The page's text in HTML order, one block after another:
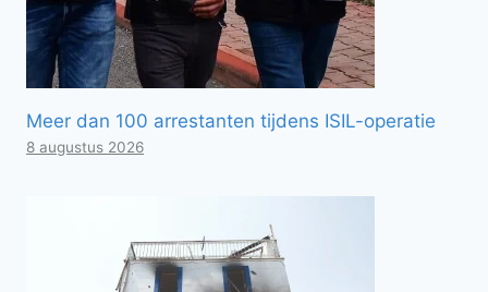
Meer dan 100 arrestanten tijdens ISIL-operatie
8 augustus 2026